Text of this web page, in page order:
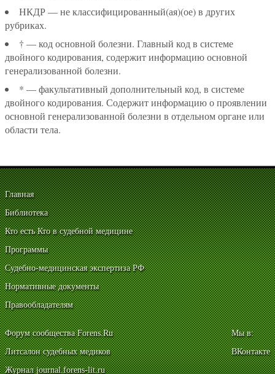
НКДР — не классифицированный(ая)(ое) в других
рубриках.
† — код основной болезни. Главный код в системе
двойного кодирования, содержит информацию основной
генерализованной болезни.
* — факультативный дополнительный код, в системе
двойного кодирования. Содержит информацию о проявлении
основной генерализованной болезни в отдельном органе или
области тела.
Главная
Библиотека
Кто есть Кто в судебной медицине
Программы
Судебно-медицинская экспертиза РФ
Нормативные документы
Правообладателям
Форум сообщества Forens.Ru
Литсалон судебных медиков
Журнал journal.forens-lit.ru
Мы в:
ВКонтакте